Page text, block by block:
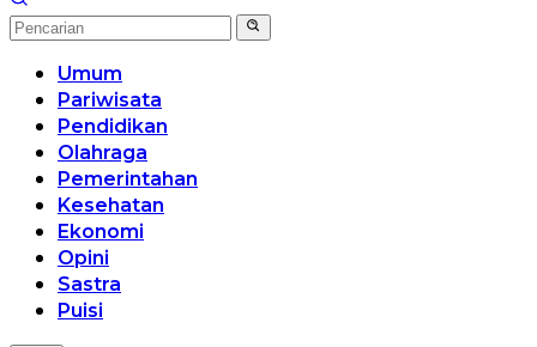
Umum
Pariwisata
Pendidikan
Olahraga
Pemerintahan
Kesehatan
Ekonomi
Opini
Sastra
Puisi